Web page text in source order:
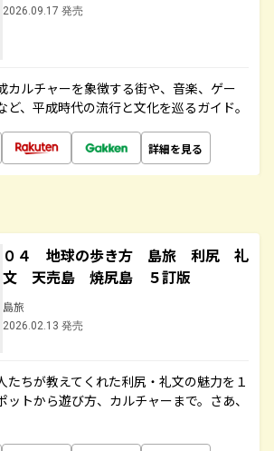
2026.09.17 発売
カルチャーを象徴する街や、音楽、ゲー
ど、平成時代の流行と文化を巡るガイド。
詳細を見る
０４ 地球の歩き方 島旅 利尻 礼
文 天売島 焼尻島 ５訂版
島旅
2026.02.13 発売
ちが教えてくれた利尻・礼文の魅力を１
トから遊び方、カルチャーまで。さあ、